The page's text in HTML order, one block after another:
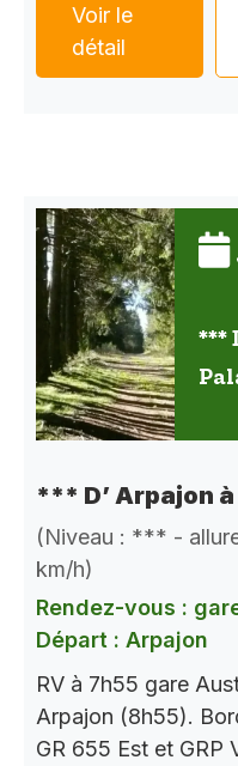
Voir le
détail
***
*** D’ Arpajon
(Niveau : *** -
km/h)
Rendez-vous :
Départ : Arpajon
RV à 7h55 gare
Arpajon (8h55).
GR 655 Est et GRP